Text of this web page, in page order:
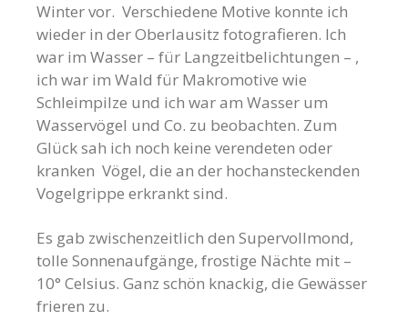
Winter vor. Verschiedene Motive konnte ich
wieder in der Oberlausitz fotografieren. Ich
war im Wasser – für Langzeitbelichtungen – ,
ich war im Wald für Makromotive wie
Schleimpilze und ich war am Wasser um
Wasservögel und Co. zu beobachten. Zum
Glück sah ich noch keine verendeten oder
kranken Vögel, die an der hochansteckenden
Vogelgrippe erkrankt sind.
Es gab zwischenzeitlich den Supervollmond,
tolle Sonnenaufgänge, frostige Nächte mit –
10° Celsius. Ganz schön knackig, die Gewässer
frieren zu.